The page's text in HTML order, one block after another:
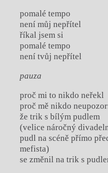
pomalé tempo
není můj nepřítel
říkal jsem si
pomalé tempo
není tvůj nepřítel
pauza
proč mi to nikdo neřekl
proč mě nikdo
že trik s bílým pudlem
(velice náročný
pudl na scéně přímo
mefista)
se změnil na trik s